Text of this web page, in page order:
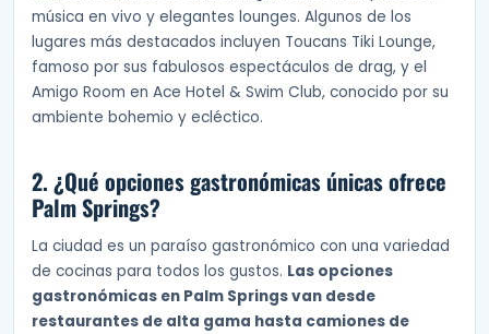
música en vivo y elegantes lounges. Algunos de los
lugares más destacados incluyen Toucans Tiki Lounge,
famoso por sus fabulosos espectáculos de drag, y el
Amigo Room en Ace Hotel & Swim Club, conocido por su
ambiente bohemio y ecléctico.
2. ¿Qué opciones gastronómicas únicas ofrece
Palm Springs?
La ciudad es un paraíso gastronómico con una variedad
de cocinas para todos los gustos. Las opciones
gastronómicas en Palm Springs van desde
restaurantes de alta gama hasta camiones de